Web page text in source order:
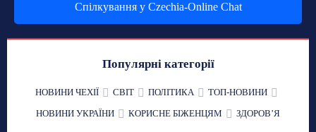
Спілкування у Czechia-Online Chat
Популярні категорії
НОВИНИ ЧЕХІЇ СВІТ ПОЛІТИКА
ТОП-НОВИНИ
НОВИНИ УКРАЇНИ
КОРИСНЕ БІЖЕНЦЯМ ЗДОРОВʼЯ